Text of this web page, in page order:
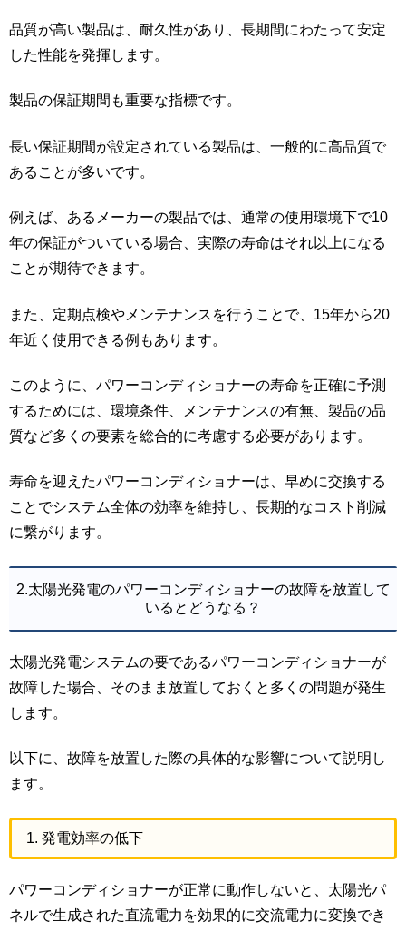
品質が高い製品は、耐久性があり、長期間にわたって安定
した性能を発揮します。
製品の保証期間も重要な指標です。
長い保証期間が設定されている製品は、一般的に高品質で
あることが多いです。
例えば、あるメーカーの製品では、通常の使用環境下で10
年の保証がついている場合、実際の寿命はそれ以上になる
ことが期待できます。
また、定期点検やメンテナンスを行うことで、15年から20
年近く使用できる例もあります。
このように、パワーコンディショナーの寿命を正確に予測
するためには、環境条件、メンテナンスの有無、製品の品
質など多くの要素を総合的に考慮する必要があります。
寿命を迎えたパワーコンディショナーは、早めに交換する
ことでシステム全体の効率を維持し、長期的なコスト削減
に繋がります。
2.太陽光発電のパワーコンディショナーの故障を放置して
いるとどうなる？
太陽光発電システムの要であるパワーコンディショナーが
故障した場合、そのまま放置しておくと多くの問題が発生
します。
以下に、故障を放置した際の具体的な影響について説明し
ます。
1. 発電効率の低下
パワーコンディショナーが正常に動作しないと、太陽光パ
ネルで生成された直流電力を効果的に交流電力に変換でき